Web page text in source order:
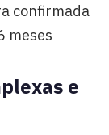
confirmada
meses
e